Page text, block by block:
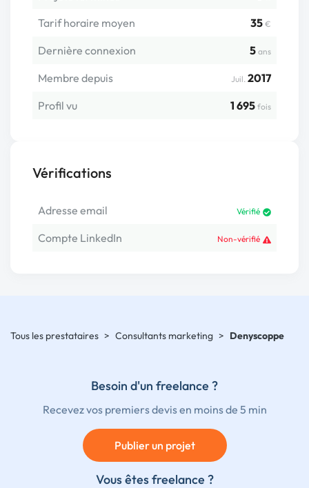
Tarif horaire moyen 35 €
Dernière connexion 5 ans
Membre depuis Juil. 2017
Profil vu
1 695 fois
Vérifications
Adresse email Vérifié
Compte LinkedIn Non-vérifié
Tous les prestataires > Consultants marketing > Denyscoppe
Besoin d'un freelance ?
Recevez vos premiers devis en moins de 5 min
Publier un projet
Vous êtes freelance ?